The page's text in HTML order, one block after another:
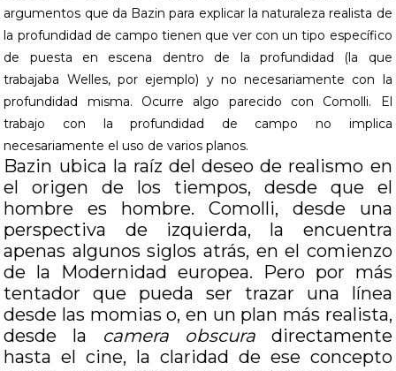
argumentos que da Bazin para explicar la naturaleza realista de
la profundidad de campo tienen que ver con un tipo específico
de puesta en escena dentro de la profundidad (la que
trabajaba Welles, por ejemplo) y no necesariamente con la
profundidad misma. Ocurre algo parecido con Comolli. El
trabajo con la profundidad de campo no implica
necesariamente el uso de varios planos.
Bazin ubica la raíz del deseo de realismo en
el origen de los tiempos, desde que el
hombre es hombre. Comolli, desde una
perspectiva de izquierda, la encuentra
apenas algunos siglos atrás, en el comienzo
de la Modernidad europea. Pero por más
tentador que pueda ser trazar una línea
desde las momias o, en un plan más realista,
desde la camera obscuradirectamente
hasta el cine, la claridad de ese concepto